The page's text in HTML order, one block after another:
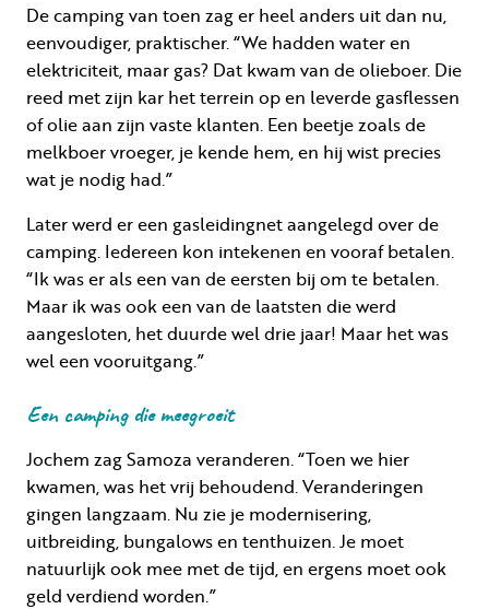
De camping van toen zag er heel anders uit dan nu,
eenvoudiger, praktischer. “We hadden water en
elektriciteit, maar gas? Dat kwam van de olieboer. Die
reed met zijn kar het terrein op en leverde gasflessen
of olie aan zijn vaste klanten. Een beetje zoals de
melkboer vroeger, je kende hem, en hij wist precies
wat je nodig had.”
Later werd er een gasleidingnet aangelegd over de
camping. Iedereen kon intekenen en vooraf betalen.
“Ik was er als een van de eersten bij om te betalen.
Maar ik was ook een van de laatsten die werd
aangesloten, het duurde wel drie jaar! Maar het was
wel een vooruitgang.”
Een camping die meegroeit
Jochem zag Samoza veranderen. “Toen we hier
kwamen, was het vrij behoudend. Veranderingen
gingen langzaam. Nu zie je modernisering,
uitbreiding, bungalows en tenthuizen. Je moet
natuurlijk ook mee met de tijd, en ergens moet ook
geld verdiend worden.”